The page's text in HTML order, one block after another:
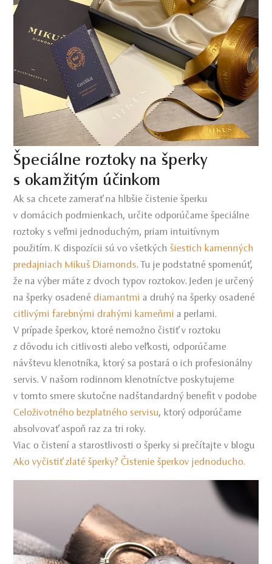
Špeciálne roztoky na šperky
s okamžitým účinkom
Ak sa chcete zamerať na hlbšie čistenie šperku
v domácich podmienkach, určite odporúčame špeciálne
roztoky s veľmi jednoduchým, priam intuitívnym
použitím. K dispozícii sú vo všetkýchšiestich kamenných
predajniach Mikuš Diamonds. Tu je podstatné spomenúť,
že na výber máte z dvoch typov roztokov. Jeden je určený
na šperky osadenédiamantmi a druhý na šperky osadené
citlivými farebnými drahými kameňmi a perlami.
V prípade šperkov, ktoré nemožno čistiť v roztoku
z dôvodu ich citlivosti alebo veľkosti, odporúčame
návštevu klenotníka, ktorý sa postará o ich profesionálny
servis. V našom rodinnom klenotníctve poskytujeme
v tomto smere skutočne nadštandardný benefit v podobe
Celoživotného bezplatného servisu, ktorý odporúčame
absolvovať aspoň raz za tri roky.
Viac o čistení a starostlivosti o šperky si prečítajte v blogu
Ako vyčistiť zlaté šperky? Čistenie šperkov jednoducho.